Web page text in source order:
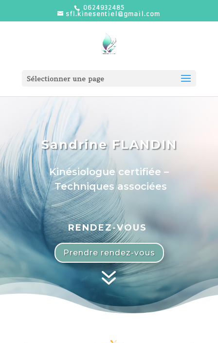
0624932485
sfl.kinesentiel@gmail.com
Sélectionner une page
Sandrine FLANDIN
Kinésiologue certifiée –
Techniques associées
RENDEZ-VOUS
Prendre rendez-vous
7